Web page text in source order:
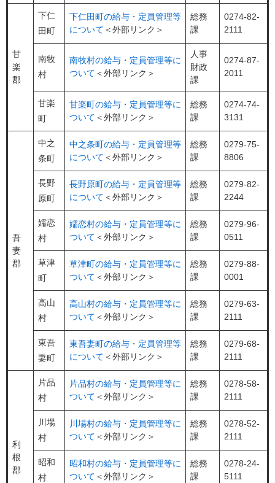
甘
楽
郡
下仁
田町
下仁田町の給与・定員管理等
について ＜外部リンク＞
総務
課
0274-82-
2111
南牧
村
南牧村の給与・定員管理等に
ついて ＜外部リンク＞
人事
財政
課
0274-87-
2011
甘楽
町
甘楽町の給与・定員管理等に
ついて ＜外部リンク＞
総務
課
0274-74-
3131
吾
妻
郡
中之
条町
中之条町の給与・定員管理等
について ＜外部リンク＞
総務
課
0279-75-
8806
長野
原町
長野原町の給与・定員管理等
について ＜外部リンク＞
総務
課
0279-82-
2244
嬬恋
村
嬬恋村の給与・定員管理等に
ついて ＜外部リンク＞
総務
課
0279-96-
0511
草津
町
草津町の給与・定員管理等に
ついて ＜外部リンク＞
総務
課
0279-88-
0001
高山
村
高山村の給与・定員管理等に
ついて ＜外部リンク＞
総務
課
0279-63-
2111
東吾
妻町
東吾妻町の給与・定員管理等
について ＜外部リンク＞
総務
課
0279-68-
2111
利
根
郡
片品
村
片品村の給与・定員管理等に
ついて ＜外部リンク＞
総務
課
0278-58-
2111
川場
村
川場村の給与・定員管理等に
ついて ＜外部リンク＞
総務
課
0278-52-
2111
昭和
村
昭和村の給与・定員管理等に
ついて ＜外部リンク＞
総務
課
0278-24-
5111